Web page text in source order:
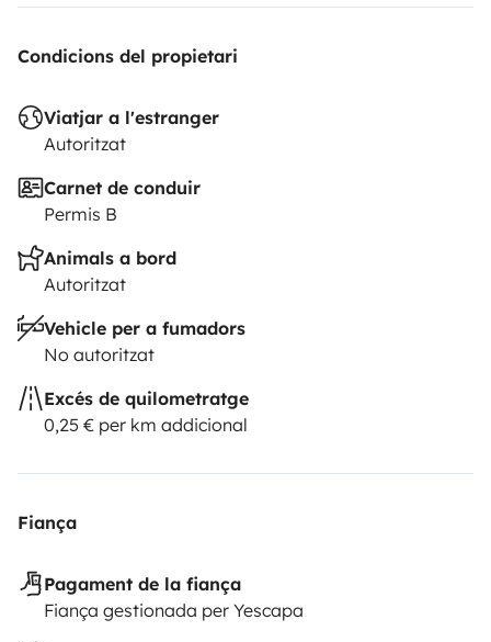
Condicions del propietari
Viatjar a l'estranger
Autoritzat
Carnet de conduir
Permis B
Animals a bord
Autoritzat
Vehicle per a fumadors
No autoritzat
Excés de quilometratge
0,25 € per km addicional
Fiança
Pagament de la fiança
Fiança gestionada per Yescapa